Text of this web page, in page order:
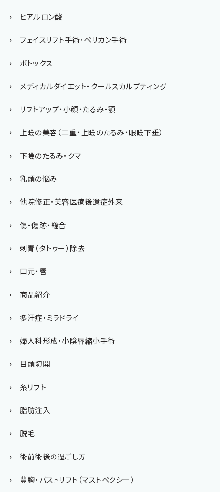
ヒアルロン酸
フェイスリフト手術・ペリカン手術
ボトックス
メディカルダイエット・クールスカルプティング
リフトアップ・小顔・たるみ・顎
上瞼の美容（二重・上瞼のたるみ・眼瞼下垂）
下瞼のたるみ・クマ
乳頭の悩み
他院修正・美容医療後遺症外来
傷・傷跡・縫合
刺青（タトゥー）除去
口元・唇
商品紹介
多汗症・ミラドライ
婦人科形成・小陰唇縮小手術
目頭切開
糸リフト
脂肪注入
脱毛
術前術後の過ごし方
豊胸・バストリフト（マストペクシー）